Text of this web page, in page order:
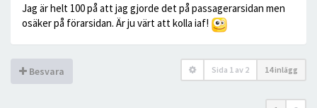
Jag är helt 100 på att jag gjorde det på passagerarsidan men
osäker på förarsidan. Är ju värt att kolla iaf!
Besvara Sida 1 av 2 14 inlägg